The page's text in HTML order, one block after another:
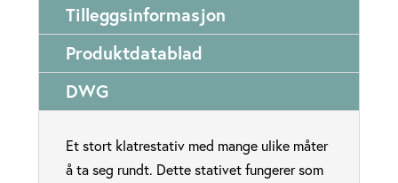
Tilleggsinformasjon
Produktdatablad
DWG
Et stort klatrestativ med mange ulike måter
å ta seg rundt. Dette stativet fungerer som